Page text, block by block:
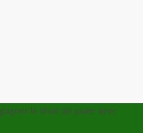
le droit de jouer avec